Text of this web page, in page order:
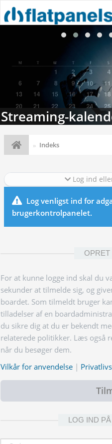
Streaming-
Indeks
Log ind
Log venligst ind for
brugerkontrolpanelet.
OPRET
For at kunne logge ind skal du
sekunder at tilmelde sig, og
boardet. Som tilmeldt bruger
tilladelser af en
du sikre dig at du er bekendt
relaterede politikker. Læs også
når du besøger dem.
Vilkår for anvendelse |
LOG IND